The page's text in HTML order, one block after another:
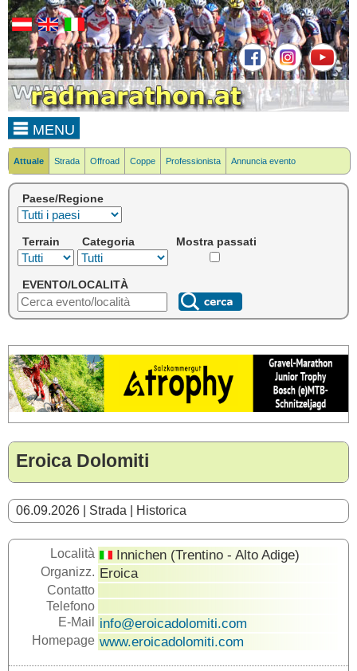
MENU
Attuale Strada Offroad Coppe Professionista Annuncia evento
Paese/Regione
Terrain Categoria Mostra passati
EVENTO/LOCALITÀ
Eroica Dolomiti
06.09.2026 | Strada | Historica
Località Innichen (Trentino - Alto Adige)
Organizz. Eroica
Contatto
Telefono
E-Mail
info@eroicadolomiti.com
Homepage www.eroicadolomiti.com